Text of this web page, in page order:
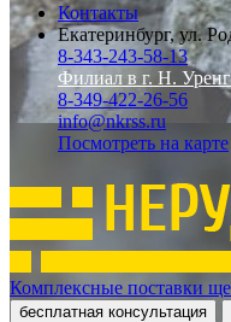
Контакты
Екатеринбург, ул.
8-343-243-58-13
Филиал в г. Н.
8-349-422-26-56
info@nkrss.ru
Посмотреть на карте
Комплексные поставки
бесплатная консультация